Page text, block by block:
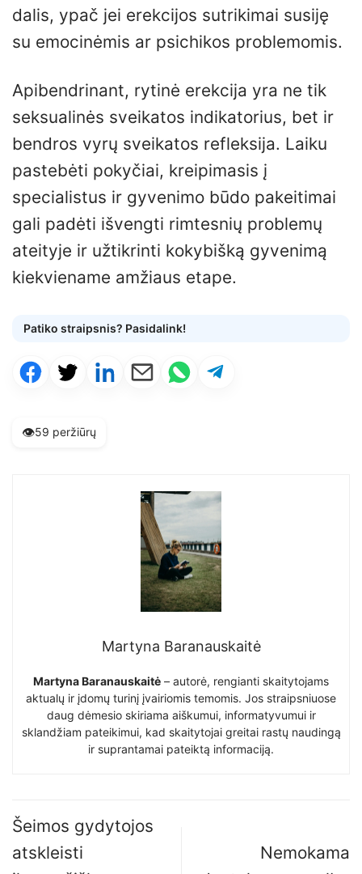
dalis, ypač jei erekcijos sutrikimai susiję
su emocinėmis ar psichikos problemomis.
Apibendrinant, rytinė erekcija yra ne tik
seksualinės sveikatos indikatorius, bet ir
bendros vyrų sveikatos refleksija. Laiku
pastebėti pokyčiai, kreipimasis į
specialistus ir gyvenimo būdo pakeitimai
gali padėti išvengti rimtesnių problemų
ateityje ir užtikrinti kokybišką gyvenimą
kiekviename amžiaus etape.
Patiko straipsnis? Pasidalink!
👁️59 peržiūrų
Martyna Baranauskaitė
Martyna Baranauskaitė – autorė, rengianti skaitytojams
aktualų ir įdomų turinį įvairiomis temomis. Jos straipsniuose
daug dėmesio skiriama aiškumui, informatyvumui ir
sklandžiam pateikimui, kad skaitytojai greitai rastų naudingą
ir suprantamai pateiktą informaciją.
Šeimos gydytojos
atskleisti
Nemokama